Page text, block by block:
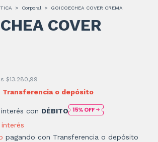
> Corporal > GOICOECHEA COVER CREMA
COVER
$13.280,99
Transferencia o depósito
con DÉBITO
interés
pagando con Transferencia o depósito